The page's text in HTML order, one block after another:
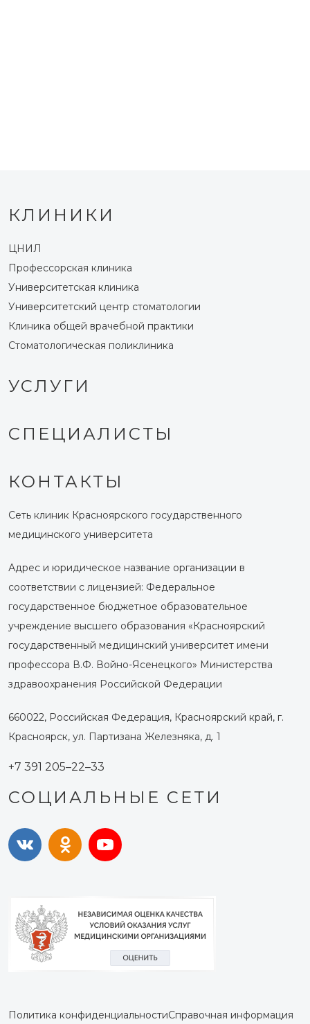
КЛИНИКИ
ЦНИЛ
Профессорская клиника
Университетская клиника
Университетский центр стоматологии
Клиника общей врачебной практики
Стоматологическая поликлиника
УСЛУГИ
СПЕЦИАЛИСТЫ
КОНТАКТЫ
Сеть клиник Красноярского государственного
медицинского университета
Адрес и юридическое название организации в
соответствии с лицензией: Федеральное
государственное бюджетное образовательное
учреждение высшего образования «Красноярский
государственный медицинский университет имени
профессора В.Ф. Войно-Ясенецкого» Министерства
здравоохранения Российской Федерации
660022, Российская Федерация, Красноярский край, г.
Красноярск, ул. Партизана Железняка, д. 1
+7 391 205–22–33
СОЦИАЛЬНЫЕ СЕТИ
Политика конфиденциальностиСправочная информация